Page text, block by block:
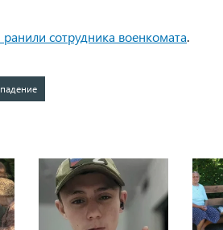
сотрудника военкомата.